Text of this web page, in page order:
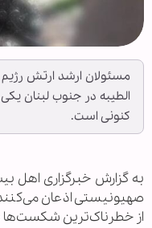
مسئولان ارشد ارتش
الطیبه در جنوب لبنان
کنونی است.
به گزارش خبرگزاری اهل
صهیونیستی اذعان
از خطرناک‌ترین